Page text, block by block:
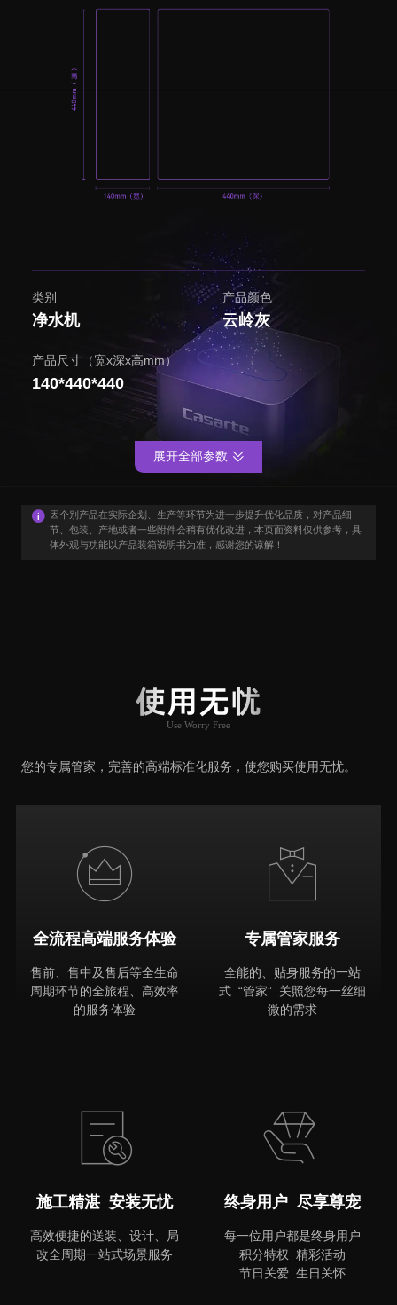
类别
净水机
产品颜色
云岭灰
产品尺寸（宽x深x高mm）
140*440*440
因个别产品在实际企划、生产等环节为进一步提升优化品质，对产品细
节、包装、产地或者一些附件会稍有优化改进，本页面资料仅供参考，具
体外观与功能以产品装箱说明书为准，感谢您的谅解！
展开全部参数
使用无忧
Use Worry Free
您的专属管家，完善的高端标准化服务，使您购买使用无忧。
全流程高端服务体验
售前、售中及售后等全生命
周期环节的全旅程、高效率
的服务体验
专属管家服务
全能的、贴身服务的一站
式 “管家” 关照您每一丝细
微的需求
施工精湛 安装无忧
高效便捷的送装、设计、局
改全周期一站式场景服务
终身用户 尽享尊宠
每一位用户都是终身用户
积分特权 精彩活动
节日关爱 生日关怀